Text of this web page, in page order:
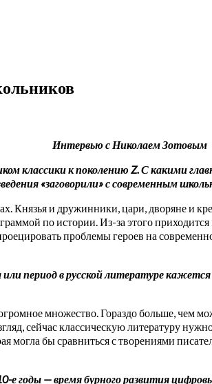
Интервью с Николаем Зотовым
классики к поколению Z. С какими
«заговорили» с современным
Князья и дружинники, цари, дворяне и
по истории. Из-за этого
проблемы героев на
период в русской литературе
множество. Гораздо больше, чем
сейчас классическую литературу
могла бы сравниться с творениями
е годы — время бурного развития